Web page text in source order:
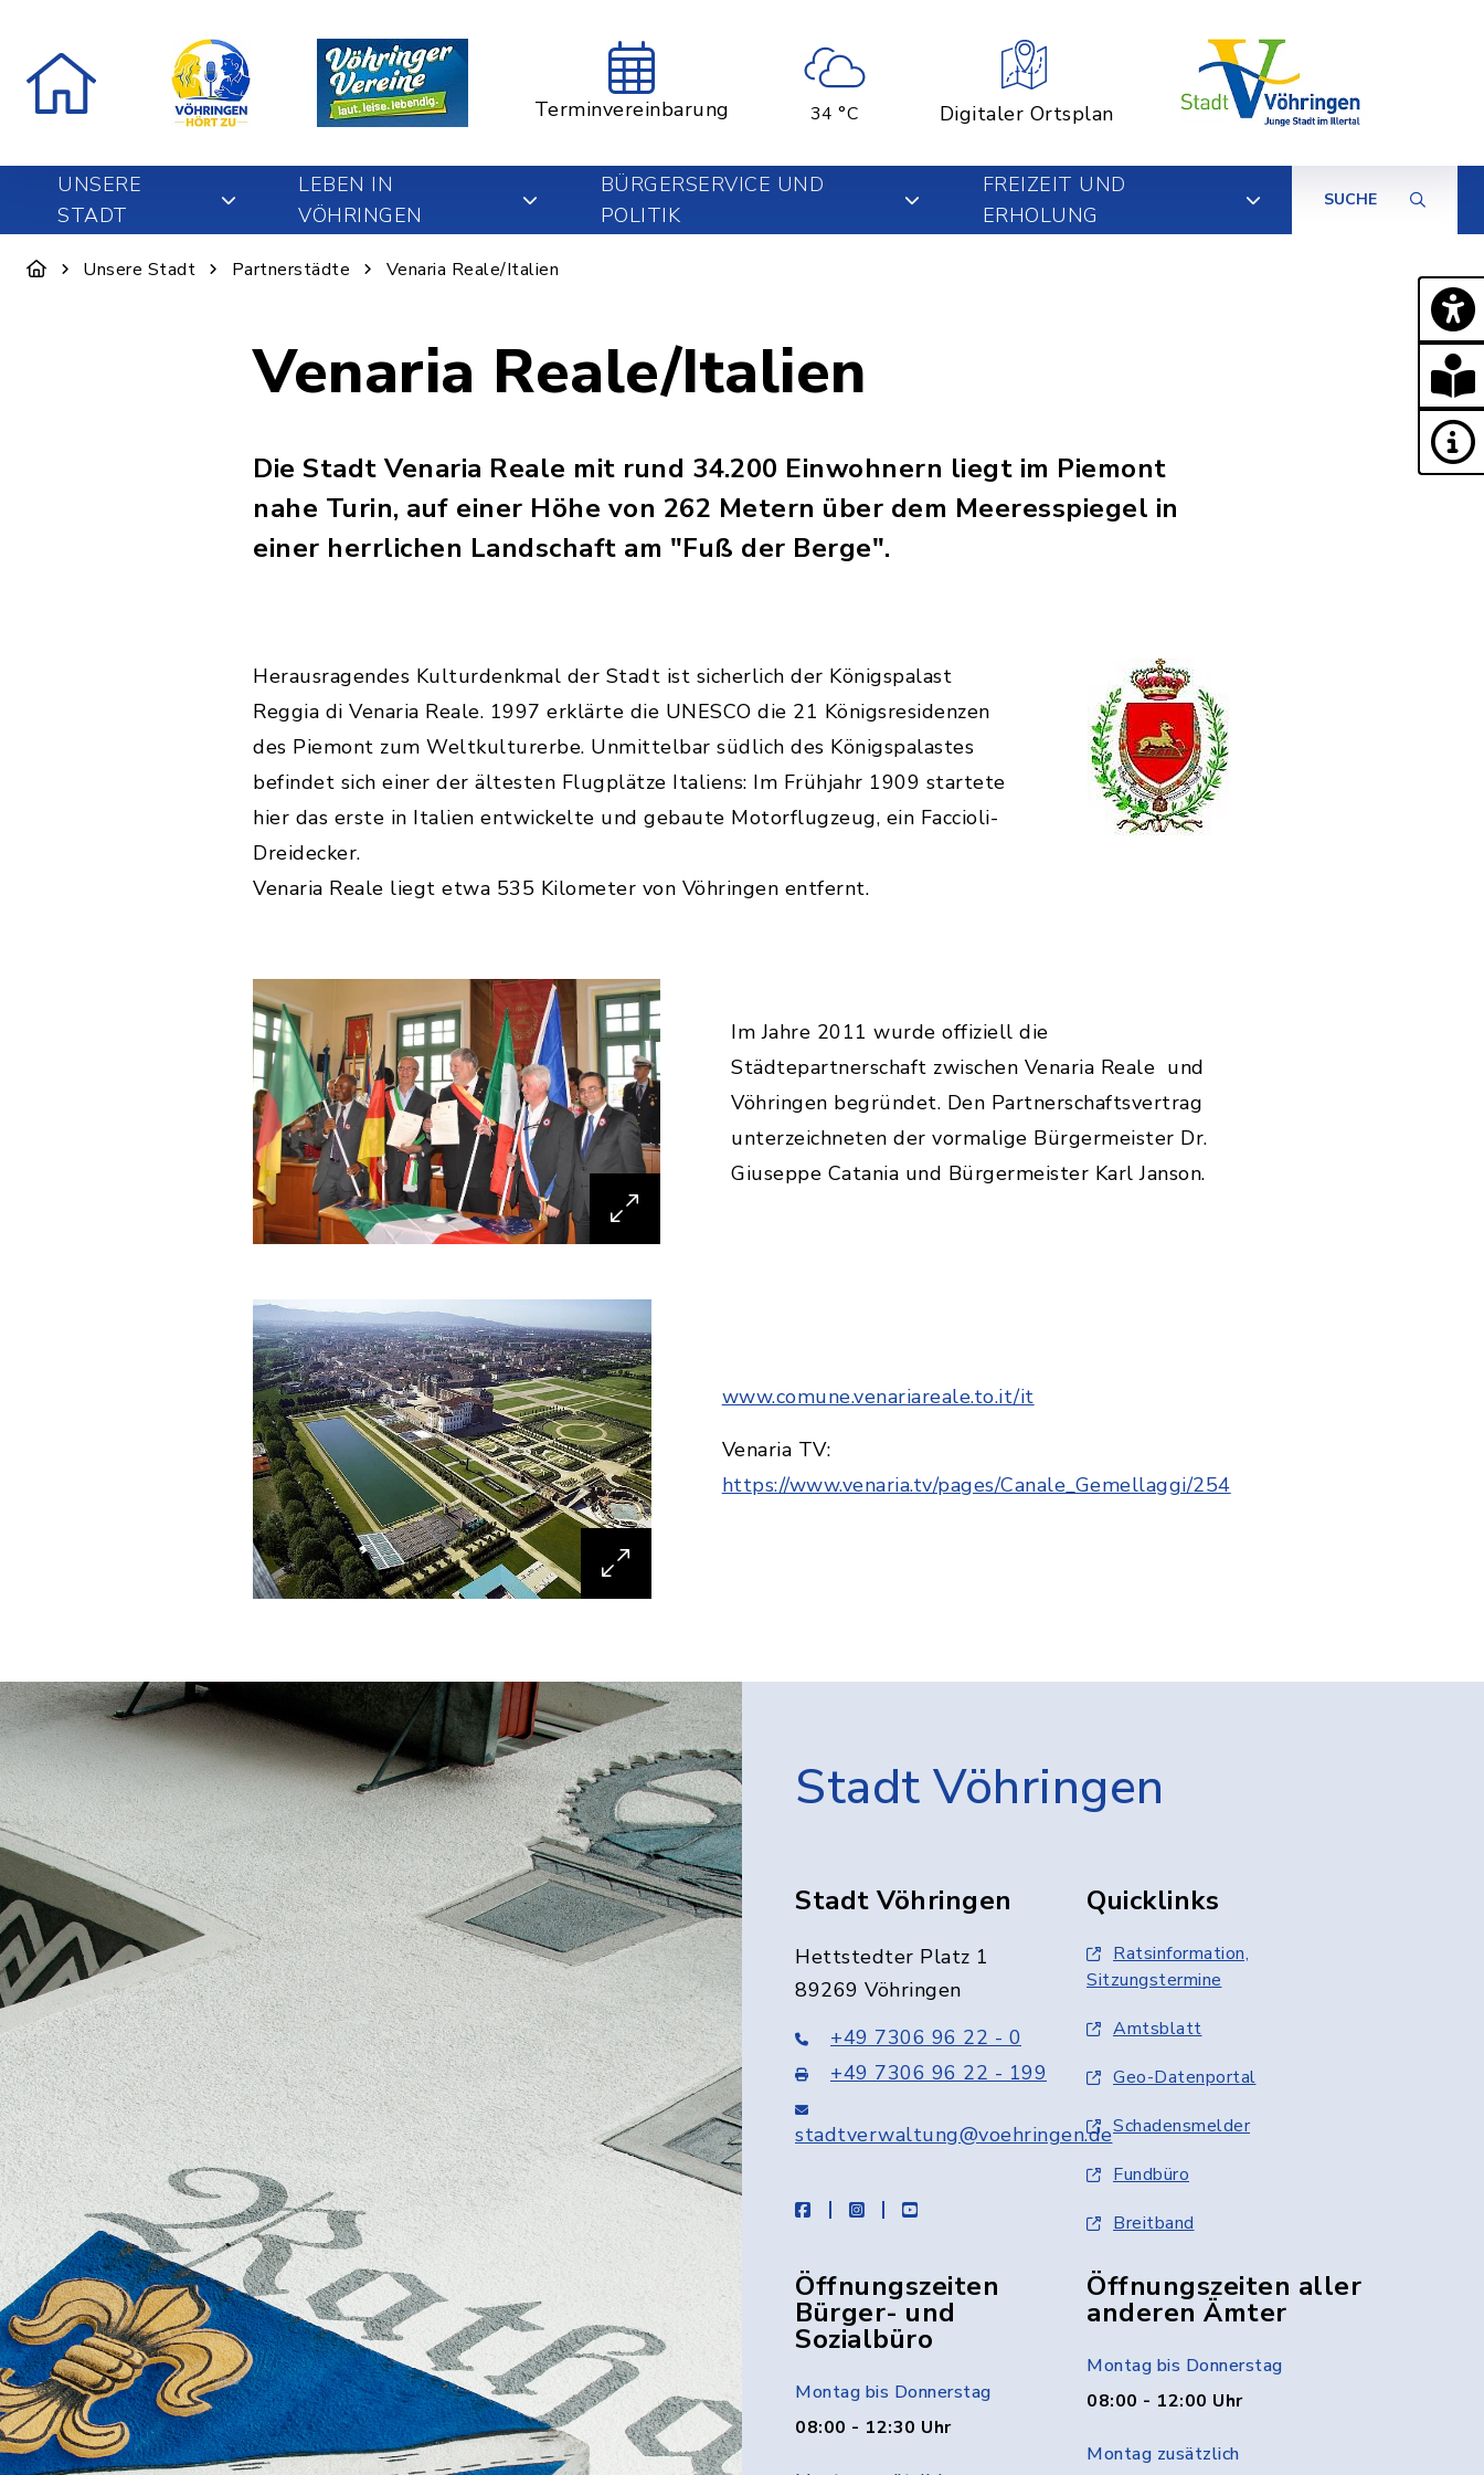
Terminvereinbarung 34 °C Digitaler Ortsplan
UNSERE
STADT
LEBEN IN
VÖHRINGEN
BÜRGERSERVICE UND
POLITIK
FREIZEIT UND
ERHOLUNG
SUCHE
Unsere Stadt Partnerstädte Venaria Reale/Italien
Venaria Reale/Italien
Die Stadt Venaria Reale mit rund 34.200 Einwohnern liegt im Piemont
nahe Turin, auf einer Höhe von 262 Metern über dem Meeresspiegel in
einer herrlichen Landschaft am "Fuß der Berge".
Herausragendes Kulturdenkmal der Stadt ist sicherlich der Königspalast
Reggia di Venaria Reale. 1997 erklärte die UNESCO die 21 Königsresidenzen
des Piemont zum Weltkulturerbe. Unmittelbar südlich des Königspalastes
befindet sich einer der ältesten Flugplätze Italiens: Im Frühjahr 1909 startete
hier das erste in Italien entwickelte und gebaute Motorflugzeug, ein Faccioli-
Dreidecker.
Venaria Reale liegt etwa 535 Kilometer von Vöhringen entfernt.
Im Jahre 2011 wurde offiziell die
Städtepartnerschaft zwischen Venaria Reale und
Vöhringen begründet. Den Partnerschaftsvertrag
unterzeichneten der vormalige Bürgermeister Dr.
Giuseppe Catania und Bürgermeister Karl Janson.
www.comune.venariareale.to.it/it
Venaria TV:
https://www.venaria.tv/pages/Canale_Gemellaggi/254
Stadt Vöhringen
Stadt Vöhringen
Hettstedter Platz 1
89269 Vöhringen
+49 7306 96 22 - 0
+49 7306 96 22 - 199
stadtverwaltung@voehringen.de
facebookinstagramyoutube
Quicklinks
Ratsinformation,
Sitzungstermine
Amtsblatt
Geo-Datenportal
Schadensmelder
Fundbüro
Breitband
Öffnungszeiten
Bürger- und
Sozialbüro
Montag bis Donnerstag
08:00 - 12:30 Uhr
Öffnungszeiten aller
anderen Ämter
Montag bis Donnerstag
08:00 - 12:00 Uhr
Montag zusätzlich